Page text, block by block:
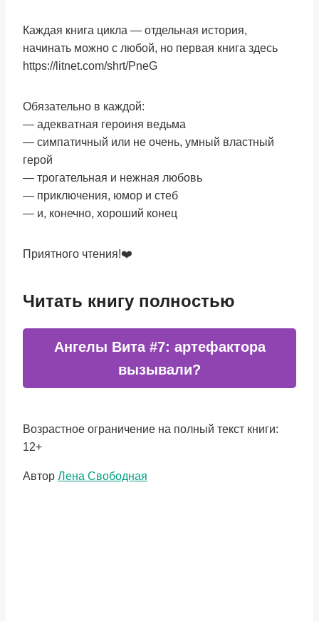
Каждая книга цикла — отдельная история,
начинать можно с любой, но первая книга здесь
https://litnet.com/shrt/PneG
Обязательно в каждой:
— адекватная героиня ведьма
— симпатичный или не очень, умный властный
герой
— трогательная и нежная любовь
— приключения, юмор и стеб
— и, конечно, хороший конец
Приятного чтения!❤️
Читать книгу полностью
Ангелы Вита #7: артефактора
вызывали?
Возрастное ограничение на полный текст книги:
12+
Метки
Автор Лена Свободная